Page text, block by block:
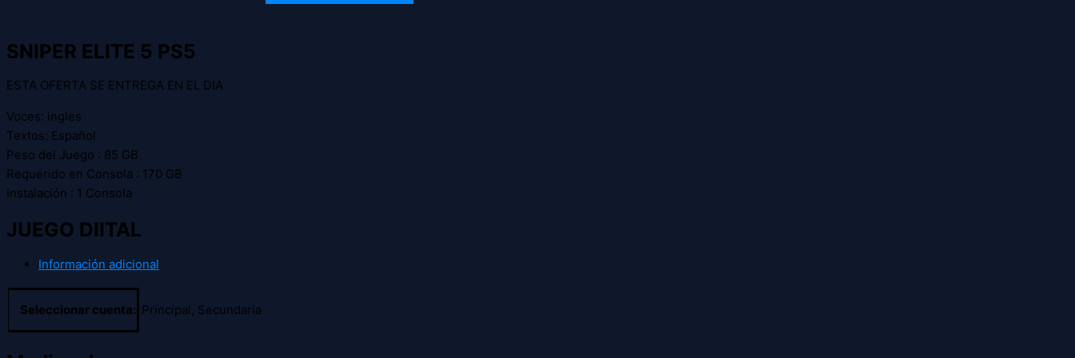
SNIPER ELITE 5 PS5
ESTA OFERTA SE ENTREGA EN EL DIA
Voces: ingles
Textos: Español
Peso del Juego : 85 GB
Requerido en Consola : 170 GB
Instalación : 1 Consola
JUEGO DIITAL
Información adicional
Seleccionar cuenta: Principal, Secundaria